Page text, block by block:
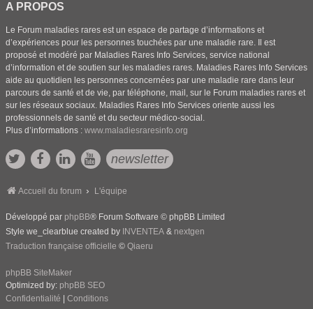
A PROPOS
Le Forum maladies rares est un espace de partage d’informations et
d’expériences pour les personnes touchées par une maladie rare. Il est
proposé et modéré par Maladies Rares Info Services, service national
d’information et de soutien sur les maladies rares. Maladies Rares Info Services
aide au quotidien les personnes concernées par une maladie rare dans leur
parcours de santé et de vie, par téléphone, mail, sur le Forum maladies rares et
sur les réseaux sociaux. Maladies Rares Info Services oriente aussi les
professionnels de santé et du secteur médico-social.
Plus d’informations : www.maladiesraresinfo.org
newsletter
Accueil du forum L'équipe
Développé par phpBB® Forum Software © phpBB Limited
Style we_clearblue created by INVENTEA & nextgen
Traduction française officielle © Qiaeru
phpBB SiteMaker
Optimized by: phpBB SEO
Confidentialité
Conditions